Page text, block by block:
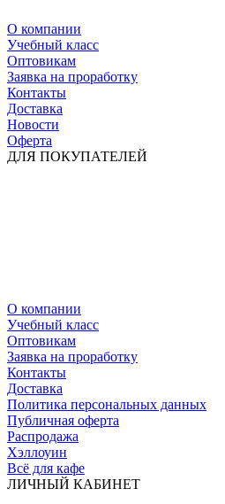
О компании
Учебный класс
Оптовикам
Заявка на проработку
Контакты
Доставка
Новости
Оферта
ДЛЯ ПОКУПАТЕЛЕЙ
О компании
Учебный класс
Оптовикам
Заявка на проработку
Контакты
Доставка
Политика персональных данных
Публичная оферта
Распродажа
Хэллоуин
Всё для кафе
ЛИЧНЫЙ КАБИНЕТ